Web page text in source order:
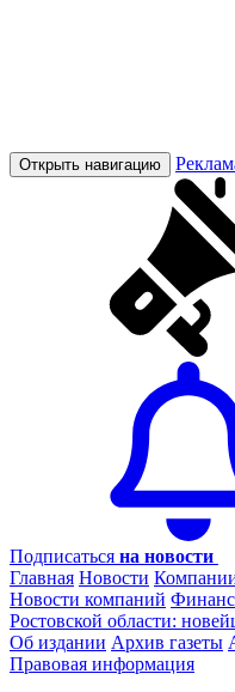
Открыть навигацию
Подписаться на новости
Главная Новости
Новости компаний
Ростовской области:
Об издании Архив газеты
Правовая информация